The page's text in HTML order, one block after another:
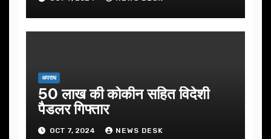
अपराध
50 लाख की कोकीन सहित विदेशी
पैडलर गिफ्तार
OCT 7, 2024 NEWS DESK